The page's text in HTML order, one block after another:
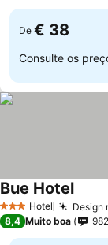
De € 38
Consulte os
3 EstrelasHotel Design
Bue Hotel
8,4 Muito boa 982